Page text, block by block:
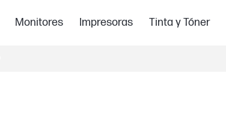
Monitores Impresoras Tinta y Tóner